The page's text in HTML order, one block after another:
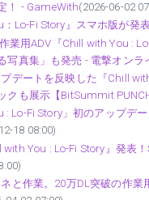
！ - GameWith(2026-06-02
：Lo-Fi Story』スマホ版が
業用ADV『Chill with You :
写真集」も発売 - 電撃オンラ
プデートを反映した『Chill
クも展示【BitSummit
: Lo-Fi Story」初のアップデ
18 08:00)
with You : Lo-Fi Story』発表
と作業。20万DL突破の作